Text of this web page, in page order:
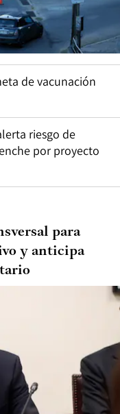
de vacunación
riesgo de
por proyecto
para
y anticipa